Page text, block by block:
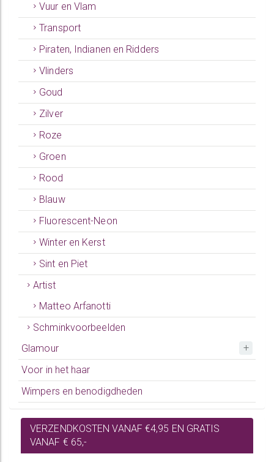
Vuur en Vlam
Transport
Piraten, Indianen en Ridders
Vlinders
Goud
Zilver
Roze
Groen
Rood
Blauw
Fluorescent-Neon
Winter en Kerst
Sint en Piet
Artist
Matteo Arfanotti
Schminkvoorbeelden
Glamour
Voor in het haar
Wimpers en benodigdheden
VERZENDKOSTEN VANAF €4,95 EN GRATIS
VANAF € 65,-